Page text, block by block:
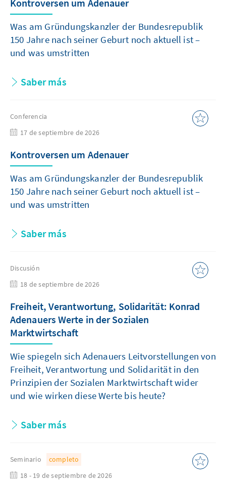
Kontroversen um Adenauer
Was am Gründungskanzler der Bundesrepublik
150 Jahre nach seiner Geburt noch aktuell ist –
und was umstritten
Saber más
Conferencia
17 de septiembre de 2026
Kontroversen um Adenauer
Was am Gründungskanzler der Bundesrepublik
150 Jahre nach seiner Geburt noch aktuell ist –
und was umstritten
Saber más
Discusión
18 de septiembre de 2026
Freiheit, Verantwortung, Solidarität: Konrad
Adenauers Werte in der Sozialen
Marktwirtschaft
Wie spiegeln sich Adenauers Leitvorstellungen von
Freiheit, Verantwortung und Solidarität in den
Prinzipien der Sozialen Marktwirtschaft wider
und wie wirken diese Werte bis heute?
Saber más
Seminario
completo
18 - 19 de septiembre de 2026